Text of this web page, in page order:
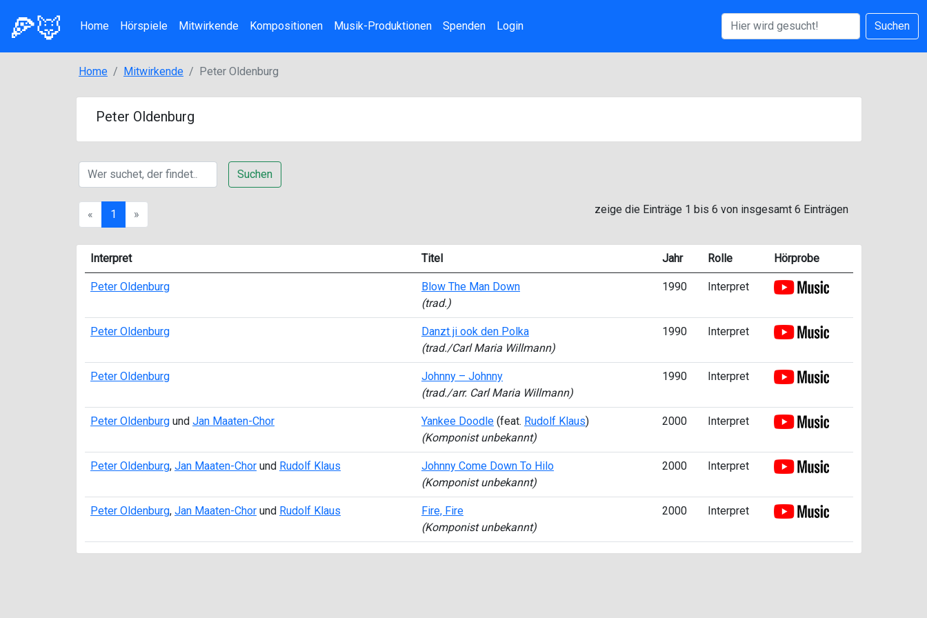
🍕🦊 Home Hörspiele Mitwirkende Kompositionen Musik-Produktionen Spenden Login Suchen
Home Mitwirkende Peter Oldenburg
Peter Oldenburg
Suchen
« Previous
1 » zeige die Einträge 1 bis 6 von insgesamt 6 Einträgen
Interpret Titel Jahr Rolle Hörprobe
Peter Oldenburg
Blow The Man Down
(trad.)
1990 Interpret
Peter Oldenburg
Danzt ji ook den Polka
(trad./Carl Maria Willmann)
1990 Interpret
Peter Oldenburg
Johnny – Johnny
(trad./arr. Carl Maria Willmann)
1990 Interpret
Peter Oldenburg und Jan Maaten-Chor Yankee Doodle (feat. Rudolf Klaus)
(Komponist unbekannt)
2000 Interpret
Peter Oldenburg, Jan Maaten-Chor und Rudolf Klaus
Johnny Come Down To Hilo
(Komponist unbekannt)
2000 Interpret
Peter Oldenburg, Jan Maaten-Chor und Rudolf Klaus
Fire, Fire
(Komponist unbekannt)
2000 Interpret